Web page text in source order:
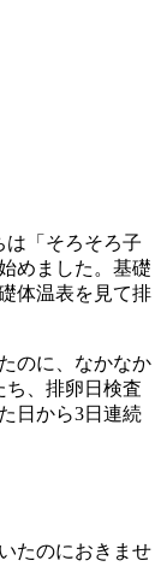
は「そろそろ子
めました。基礎
体温表を見て排
のに、なかなか
ち、排卵日検査
日から3日連続
たのにおきませ